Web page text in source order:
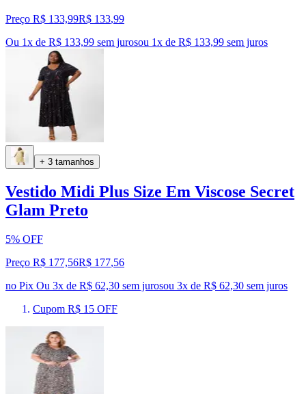
Preço R$ 133,99R$ 133,99
Ou 1x de R$ 133,99 sem jurosou 1x de R$ 133,99 sem juros
+ 3 tamanhos
Vestido Midi Plus Size Em Viscose Secret
Glam Preto
5% OFF
Preço R$ 177,56R$ 177,56
no Pix Ou 3x de R$ 62,30 sem jurosou 3x de R$ 62,30 sem juros
Cupom R$ 15 OFF